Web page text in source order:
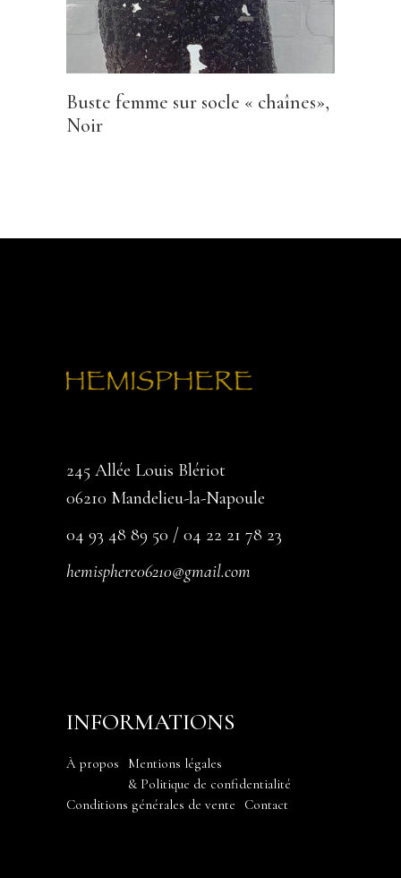
Buste femme sur socle « chaînes»,
Noir
245 Allée Louis Blériot
06210 Mandelieu-la-Napoule
04 93 48 89 50 / 04 22 21 78 23
hemisphere06210@gmail.com
INFORMATIONS
À propos
Mentions légales
& Politique de confidentialité
Conditions générales de vente
Contact